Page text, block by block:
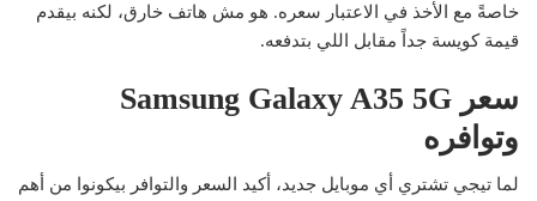
خاصةً مع الأخذ في الاعتبار سعره. هو مش هاتف خارق، لكنه بيقدم
قيمة كويسة جداً مقابل اللي بتدفعه.
سعر Samsung Galaxy A35 5G
وتوافره
لما تيجي تشتري أي موبايل جديد، أكيد السعر والتوافر بيكونوا من أهم